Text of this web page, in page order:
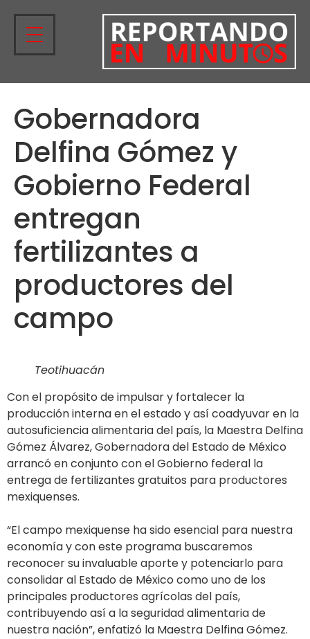
Gobernadora
Delfina Gómez y
Gobierno Federal
entregan
fertilizantes a
productores del
campo
Teotihuacán
Con el propósito de impulsar y fortalecer la
producción interna en el estado y así coadyuvar en la
autosuficiencia alimentaria del país, la Maestra Delfina
Gómez Álvarez, Gobernadora del Estado de México
arrancó en conjunto con el Gobierno federal la
entrega de fertilizantes gratuitos para productores
mexiquenses.
“El campo mexiquense ha sido esencial para nuestra
economía y con este programa buscaremos
reconocer su invaluable aporte y potenciarlo para
consolidar al Estado de México como uno de los
principales productores agrícolas del país,
contribuyendo así a la seguridad alimentaria de
nuestra nación”, enfatizó la Maestra Delfina Gómez.